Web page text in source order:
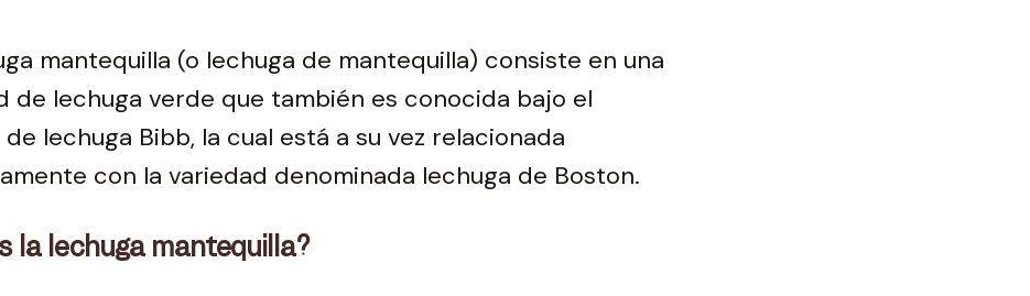
mantequilla (o lechuga de mantequilla) consiste en una
de lechuga verde que también es conocida bajo el
lechuga Bibb, la cual está a su vez relacionada
con la variedad denominada lechuga de Boston.
la lechuga mantequilla?